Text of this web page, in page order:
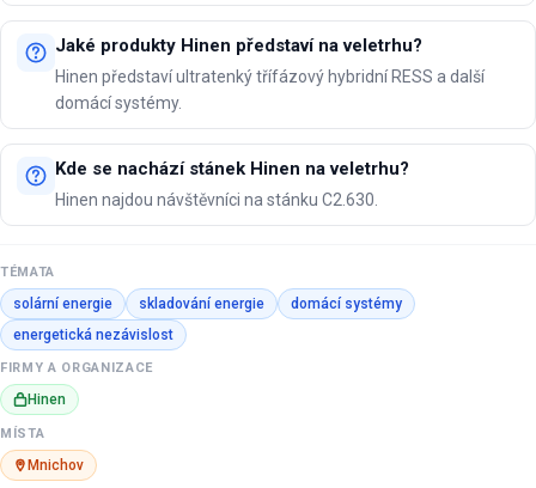
Jaké produkty Hinen představí na veletrhu?
Hinen představí ultratenký třífázový hybridní RESS a další
domácí systémy.
Kde se nachází stánek Hinen na veletrhu?
Hinen najdou návštěvníci na stánku C2.630.
TÉMATA
solární energie skladování energie
domácí systémy
energetická nezávislost
FIRMY A ORGANIZACE
Hinen
MÍSTA
Mnichov